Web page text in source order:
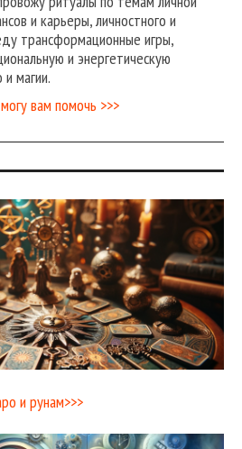
и карьеры, личностного и
трансформационные игры,
и энергетическую
магии.
вам помочь >>>
и рунам>>>